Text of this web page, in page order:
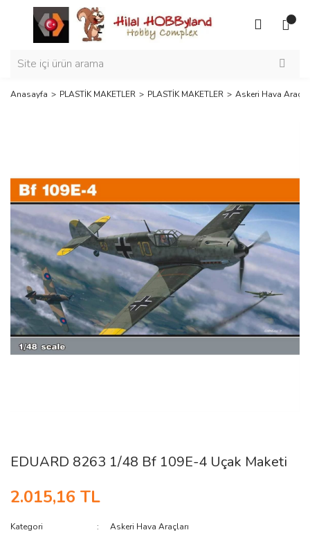
Anasayfa PLASTİK MAKETLER PLASTİK MAKETLER Askeri Hava
EDUARD 8263 1/48 Bf 109E-4 Uçak Maketi
2.015,16 TL
Kategori
Askeri Hava Araçları